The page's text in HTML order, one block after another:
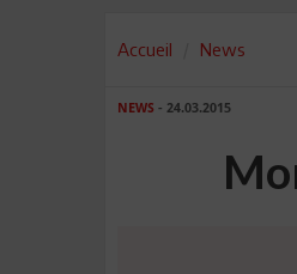
Accueil News
NEWS - 24.03.2015